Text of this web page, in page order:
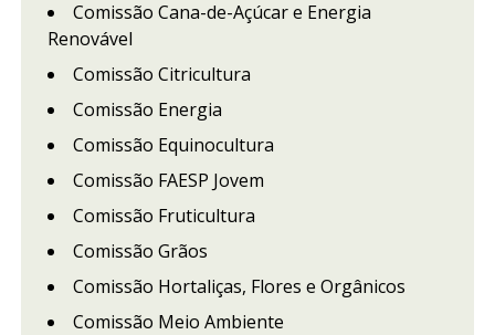
Comissão Cana-de-Açúcar e Energia
Renovável
Comissão Citricultura
Comissão Energia
Comissão Equinocultura
Comissão FAESP Jovem
Comissão Fruticultura
Comissão Grãos
Comissão Hortaliças, Flores e Orgânicos
Comissão Meio Ambiente